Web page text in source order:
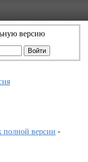
версию
полной версии -